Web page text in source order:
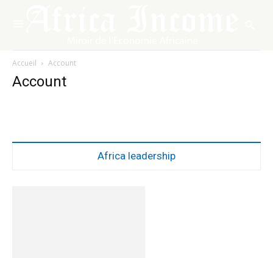
Accueil Account
Account
Africa leadership